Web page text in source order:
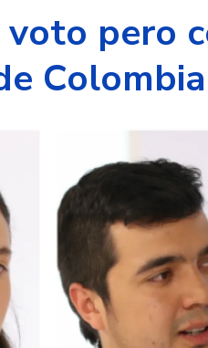
voto pero
Colombia